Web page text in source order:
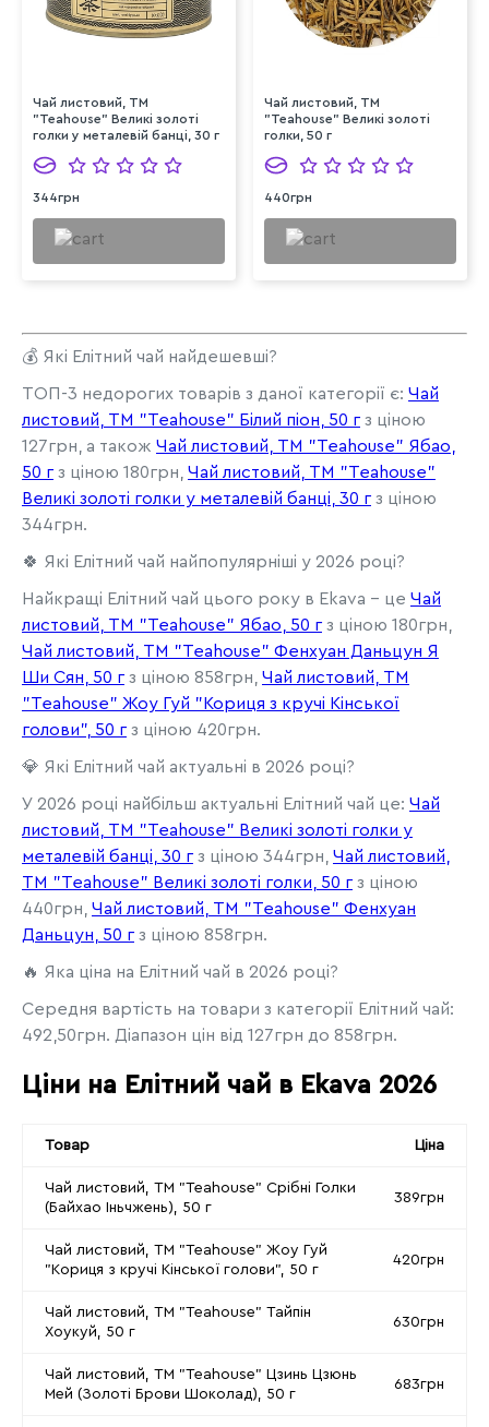
Чай листовий, ТМ
"Teahouse" Великі золоті
голки у металевій банці, 30 г
344грн
Чай листовий, ТМ
"Teahouse" Великі золоті
голки, 50 г
440грн
💰 Які Елітний чай найдешевші?
ТОП-3 недорогих товарів з даної категорії є: Чай
листовий, ТМ "Teahouse" Білий піон, 50 г з ціною
127грн, а також Чай листовий, ТМ "Teahouse" Ябао,
50 г з ціною 180грн, Чай листовий, ТМ "Teahouse"
Великі золоті голки у металевій банці, 30 г з ціною
344грн.
🍀 Які Елітний чай найпопулярніші у 2026 році?
Найкращі Елітний чай цього року в Ekava - це Чай
листовий, ТМ "Teahouse" Ябао, 50 г з ціною 180грн,
Чай листовий, ТМ "Teahouse" Фенхуан Даньцун Я
Ши Сян, 50 г з ціною 858грн, Чай листовий, ТМ
"Teahouse" Жоу Гуй "Кориця з кручі Кінської
голови", 50 г з ціною 420грн.
💎 Які Елітний чай актуальні в 2026 році?
У 2026 році найбільш актуальні Елітний чай це: Чай
листовий, ТМ "Teahouse" Великі золоті голки у
металевій банці, 30 г з ціною 344грн, Чай листовий,
ТМ "Teahouse" Великі золоті голки, 50 г з ціною
440грн, Чай листовий, ТМ "Teahouse" Фенхуан
Даньцун, 50 г з ціною 858грн.
🔥 Яка ціна на Елітний чай в 2026 році?
Середня вартість на товари з категорії Елітний чай:
492,50грн. Діапазон цін від 127грн до 858грн.
Ціни на Елітний чай в Ekava 2026
Товар Ціна
Чай листовий, ТМ "Teahouse" Срібні Голки
(Байхао Іньчжень), 50 г
389грн
Чай листовий, ТМ "Teahouse" Жоу Гуй
"Кориця з кручі Кінської голови", 50 г
420грн
Чай листовий, ТМ "Teahouse" Тайпін
Хоукуй, 50 г
630грн
Чай листовий, ТМ "Teahouse" Цзинь Цзюнь
Мей (Золоті Брови Шоколад), 50 г
683грн